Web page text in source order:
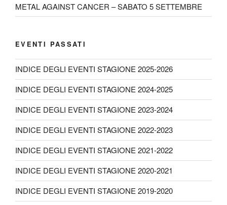
METAL AGAINST CANCER – SABATO 5 SETTEMBRE
EVENTI PASSATI
INDICE DEGLI EVENTI STAGIONE 2025-2026
INDICE DEGLI EVENTI STAGIONE 2024-2025
INDICE DEGLI EVENTI STAGIONE 2023-2024
INDICE DEGLI EVENTI STAGIONE 2022-2023
INDICE DEGLI EVENTI STAGIONE 2021-2022
INDICE DEGLI EVENTI STAGIONE 2020-2021
INDICE DEGLI EVENTI STAGIONE 2019-2020